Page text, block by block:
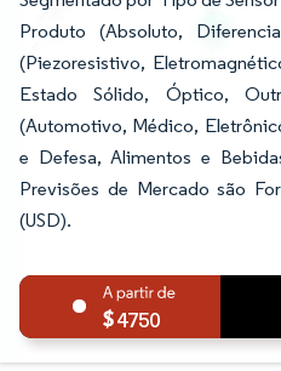
Produto (Absoluto,
(Piezoresistivo,
Estado Sólido, Óptico,
(Automotivo, Médico,
e Defesa, Alimentos e
Previsões de Mercado são
(USD).
4750